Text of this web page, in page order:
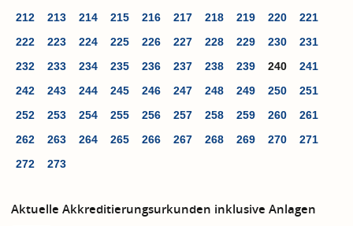
212
213 214 215 216 217 218 219 220
221
222
223 224 225 226 227 228 229 230
231
232
233 234 235 236 237 238 239 240
241
242
243 244 245 246 247 248 249 250
251
252
253 254 255 256 257 258 259 260
261
262
263 264 265 266 267 268 269 270
271
272
273
Aktuelle Akkreditierungsurkunden inklusive Anlagen